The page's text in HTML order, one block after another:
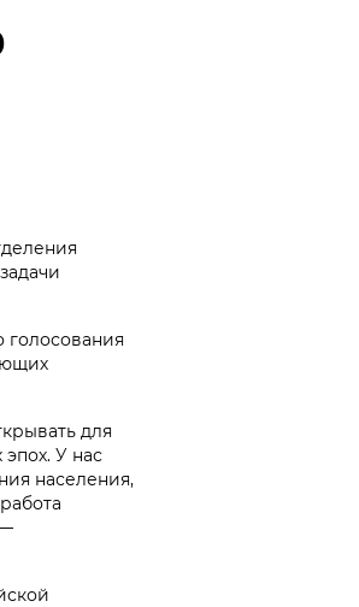
голосования
для
У нас
населения,